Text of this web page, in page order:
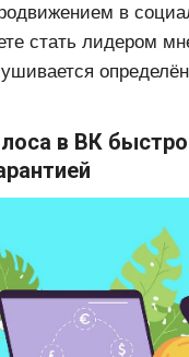
в
стать лидером
в ВК